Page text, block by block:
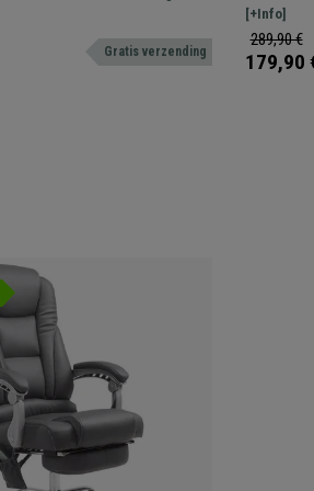
een hoge rugleuning met
is kantelbaar en
Gratis verzending
Stof
dagelijkse
[+Info]
289,90 €
179,90